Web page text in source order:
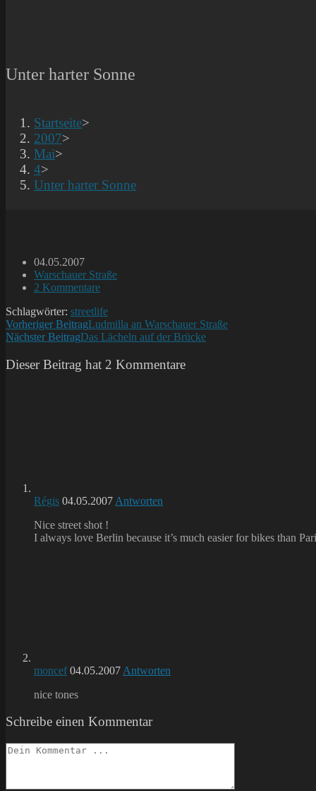
Unter harter Sonne
Startseite>
2007>
Mai>
4>
Unter harter Sonne
Beitrag
veröffentlicht:
04.05.2007
Beitrags-
Kategorie:
Warschauer Straße
Beitrags-
2 Kommentare
Schlagwörter: streetlife
Weitere
Artikel
ansehen
Vorheriger BeitragLudmilla an Warschauer Straße
Nächster BeitragDas Lächeln auf der Brücke
Dieser Beitrag hat 2 Kommentare
Régis 04.05.2007 Antworten
Nice street shot !
I always love Berlin because it’s much easier for bikes than
moncef 04.05.2007 Antworten
nice tones
Schreibe einen Kommentar
Kommentieren